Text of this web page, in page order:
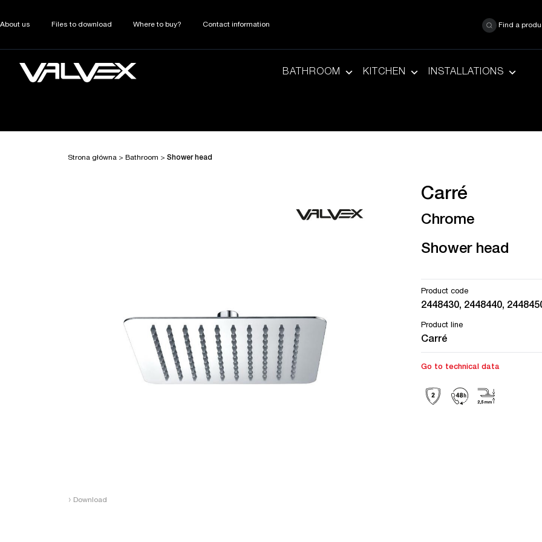
About us Files to download Where to buy? Contact information Find a
BATHROOM KITCHEN INSTALLATIONS
Strona główna > Bathroom > Shower head
› Download
Carré
Chrome
Shower head
Product code
2448430, 2448440,
Product line
Carré
Go to technical data